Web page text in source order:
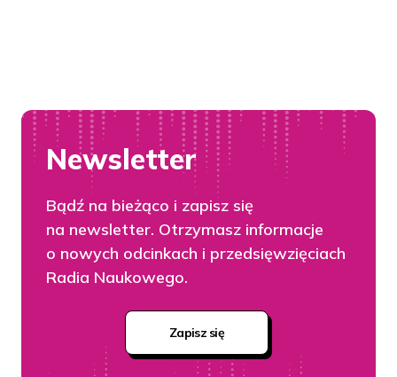
Newsletter
Bądź na bieżąco i zapisz się
na newsletter. Otrzymasz informacje
o nowych odcinkach i przedsięwzięciach
Radia Naukowego.
Zapisz się